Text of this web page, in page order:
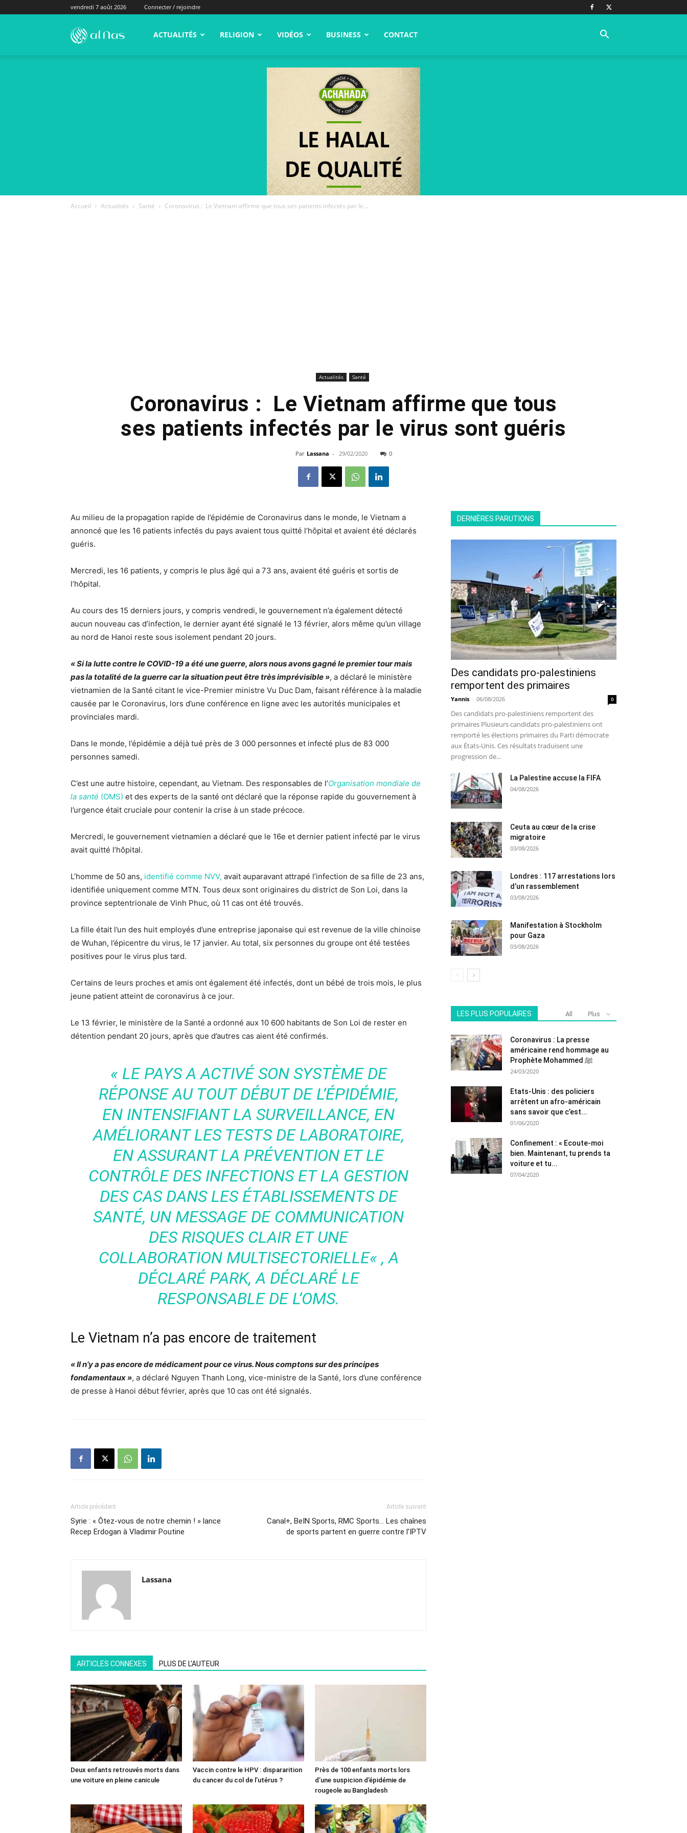
vendredi 7 août 2026 Connecter / rejoindre
alNas.fr ACTUALITÉS RELIGION VIDÉOS BUSINESS CONTACT
Accueil Actualités Santé Coronavirus : Le Vietnam affirme que tous ses patients infectés par le...
Actualités Santé
Coronavirus : Le Vietnam affirme que tous
ses patients infectés par le virus sont guéris
Par Lassana - 29/02/2020 0
Au milieu de la propagation rapide de l’épidémie de Coronavirus dans le monde, le Vietnam a
annoncé que les 16 patients infectés du pays avaient tous quitté l’hôpital et avaient été déclarés
guéris.
Mercredi, les 16 patients, y compris le plus âgé qui a 73 ans, avaient été guéris et sortis de
l’hôpital.
Au cours des 15 derniers jours, y compris vendredi, le gouvernement n’a également détecté
aucun nouveau cas d’infection, le dernier ayant été signalé le 13 février, alors même qu’un village
au nord de Hanoi reste sous isolement pendant 20 jours.
« Si la lutte contre le COVID-19 a été une guerre, alors nous avons gagné le premier tour mais
pas la totalité de la guerre car la situation peut être très imprévisible », a déclaré le ministère
vietnamien de la Santé citant le vice-Premier ministre Vu Duc Dam, faisant référence à la maladie
causée par le Coronavirus, lors d’une conférence en ligne avec les autorités municipales et
provinciales mardi.
Dans le monde, l’épidémie a déjà tué près de 3 000 personnes et infecté plus de 83 000
personnes samedi.
C’est une autre histoire, cependant, au Vietnam. Des responsables de l’Organisation mondiale de
la santé (OMS) et des experts de la santé ont déclaré que la réponse rapide du gouvernement à
l’urgence était cruciale pour contenir la crise à un stade précoce.
Mercredi, le gouvernement vietnamien a déclaré que le 16e et dernier patient infecté par le virus
avait quitté l’hôpital.
L’homme de 50 ans, identifié comme NVV, avait auparavant attrapé l’infection de sa fille de 23 ans,
identifiée uniquement comme MTN. Tous deux sont originaires du district de Son Loi, dans la
province septentrionale de Vinh Phuc, où 11 cas ont été trouvés.
La fille était l’un des huit employés d’une entreprise japonaise qui est revenue de la ville chinoise
de Wuhan, l’épicentre du virus, le 17 janvier. Au total, six personnes du groupe ont été testées
positives pour le virus plus tard.
Certains de leurs proches et amis ont également été infectés, dont un bébé de trois mois, le plus
jeune patient atteint de coronavirus à ce jour.
Le 13 février, le ministère de la Santé a ordonné aux 10 600 habitants de Son Loi de rester en
détention pendant 20 jours, après que d’autres cas aient été confirmés.
« LE PAYS A ACTIVÉ SON SYSTÈME DE
RÉPONSE AU TOUT DÉBUT DE L’ÉPIDÉMIE,
EN INTENSIFIANT LA SURVEILLANCE, EN
AMÉLIORANT LES TESTS DE LABORATOIRE,
EN ASSURANT LA PRÉVENTION ET LE
CONTRÔLE DES INFECTIONS ET LA GESTION
DES CAS DANS LES ÉTABLISSEMENTS DE
SANTÉ, UN MESSAGE DE COMMUNICATION
DES RISQUES CLAIR ET UNE
COLLABORATION MULTISECTORIELLE« , A
DÉCLARÉ PARK, A DÉCLARÉ LE
RESPONSABLE DE L’OMS.
Le Vietnam n’a pas encore de traitement
« Il n’y a pas encore de médicament pour ce virus. Nous comptons sur des principes
fondamentaux », a déclaré Nguyen Thanh Long, vice-ministre de la Santé, lors d’une conférence
de presse à Hanoi début février, après que 10 cas ont été signalés.
Article précédent
Syrie : « Ôtez-vous de notre chemin ! » lance
Recep Erdogan à Vladimir Poutine
Article suivant
Canal+, BeIN Sports, RMC Sports… Les chaînes
de sports partent en guerre contre l’IPTV
Lassana
ARTICLES CONNEXES PLUS DE L'AUTEUR
Deux enfants retrouvés morts dans
une voiture en pleine canicule
Vaccin contre le HPV : dispararition
du cancer du col de l’utérus ?
Près de 100 enfants morts lors
d’une suspicion d’épidémie de
rougeole au Bangladesh
DERNIÈRES PARUTIONS
Des candidats pro-palestiniens
remportent des primaires
Yannis - 06/08/2026 0
Des candidats pro-palestiniens remportent des
primaires Plusieurs candidats pro-palestiniens ont
remporté les élections primaires du Parti démocrate
aux États-Unis. Ces résultats traduisent une
progression de...
La Palestine accuse la FIFA
04/08/2026
Ceuta au cœur de la crise
migratoire
03/08/2026
Londres : 117 arrestations lors
d’un rassemblement
03/08/2026
Manifestation à Stockholm
pour Gaza
03/08/2026
LES PLUS POPULAIRES All Plus
Coronavirus : La presse
américaine rend hommage au
Prophète Mohammed ﷺ
24/03/2020
Etats-Unis : des policiers
arrêtent un afro-américain
sans savoir que c’est...
01/06/2020
Confinement : « Ecoute-moi
bien. Maintenant, tu prends ta
voiture et tu...
07/04/2020